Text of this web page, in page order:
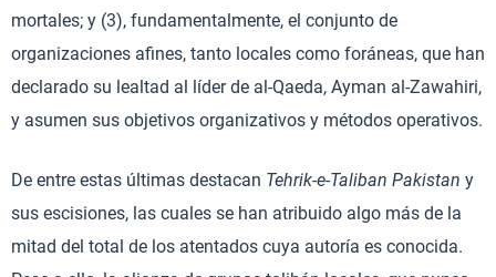
mortales; y (3), fundamentalmente, el conjunto de
organizaciones afines, tanto locales como foráneas, que han
declarado su lealtad al líder de al-Qaeda, Ayman al-Zawahiri,
y asumen sus objetivos organizativos y métodos operativos.
De entre estas últimas destacan Tehrik-e-Taliban Pakistan y
sus escisiones, las cuales se han atribuido algo más de la
mitad del total de los atentados cuya autoría es conocida.